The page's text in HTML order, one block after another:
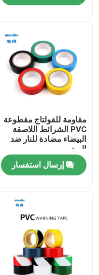
فيديوهات
برنامج VR
معلومات عنا
جولة في المصنع
ضبط الجودة
القضايا
مقاومة للفولتاج مقطوعة
PVC الشرائط اللاصقة
البيضاء مضادة للنار ضد
البرد
إرسال استفسار